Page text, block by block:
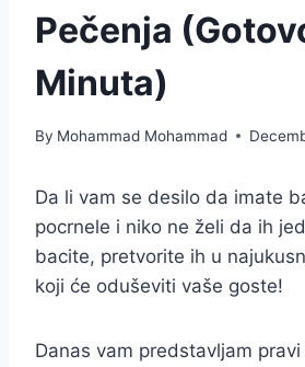
Pečenja
Minuta)
By Mohammad Mohammad
Da li vam se desilo da imate
pocrnele i niko ne želi da ih
bacite, pretvorite ih u
koji će oduševiti vaše goste!
Danas vam predstavljam pravi